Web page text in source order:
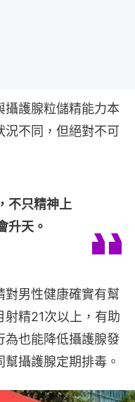
攝護腺粒儲精能力本
況不同，但絕對不可
不只精神上
升天。
對男性健康確實有幫
精21次以上，有助
為也能降低攝護腺發
攝護腺定期排毒。